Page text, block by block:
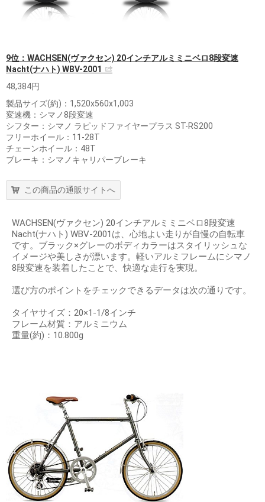
9位：WACHSEN(ヴァクセン) 20インチアルミミニベロ8段変速
Nacht(ナハト) WBV-2001
48,384円
製品サイズ(約)：1,520x560x1,003
変速機：シマノ8段変速
シフター：シマノ ラピッドファイヤープラス ST-RS200
フリーホイール：11-28T
チェーンホイール：48T
ブレーキ：シマノキャリパーブレーキ
この商品の通販サイトへ
WACHSEN(ヴァクセン) 20インチアルミミニベロ8段変速
Nacht(ナハト) WBV-2001は、心地よい走りが自慢の自転車
です。ブラック×グレーのボディカラーはスタイリッシュな
イメージや美しさが漂います。軽いアルミフレームにシマノ
8段変速を装着したことで、快適な走行を実現。
選び方のポイントをチェックできるデータは次の通りです。
タイヤサイズ：20×1-1/8インチ
フレーム材質：アルミニウム
重量(約)：10.800g